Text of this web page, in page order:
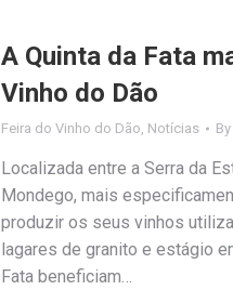
A Quinta da Fata
Vinho do Dão
Feira do Vinho do Dão Notícias By
Localizada entre a Serra da
Mondego, mais
produzir os seus vinhos
lagares de granito e estágio
Fata beneficiam…